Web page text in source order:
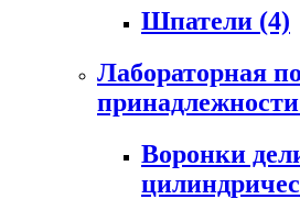
Шпатели (4)
Лабораторная
Воронки